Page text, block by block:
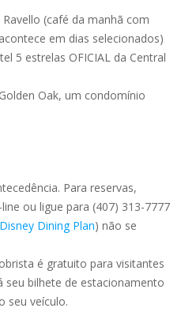
(café da manhã com
em dias selecionados)
5 estrelas OFICIAL da Central
Oak, um condomínio
Para reservas,
ou ligue para (407) 313-7777
Disney Dining Plan) não se
é gratuito para visitantes
seu bilhete de estacionamento
seu veículo.